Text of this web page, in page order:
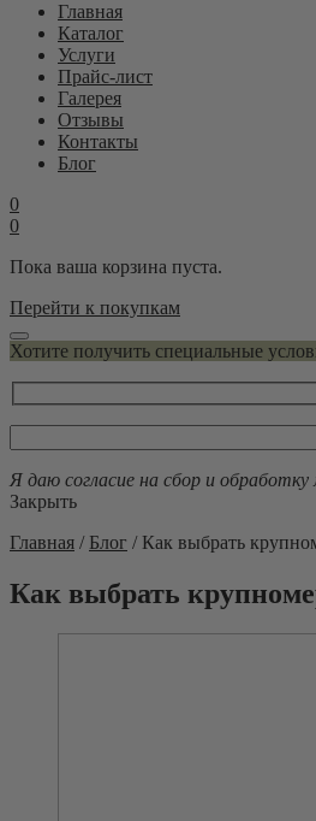
Главная
Каталог
Услуги
Прайс-лист
Галерея
Отзывы
Контакты
Блог
0
0
Пока ваша корзина пуста.
Перейти к покупкам
Хотите получить специальные
Я даю согласие на сбор и
Закрыть
Главная / Блог / Как выбрать
Как выбрать